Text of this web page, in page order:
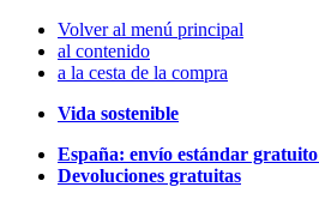
Volver al menú principal
al contenido
a la cesta de la compra
Vida sostenible
España: envío estándar gratuito
Devoluciones gratuitas